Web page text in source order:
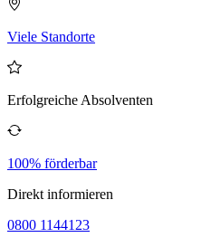
Viele Standorte
Erfolgreiche Absolventen
100% förderbar
Direkt informieren
0800 1144123